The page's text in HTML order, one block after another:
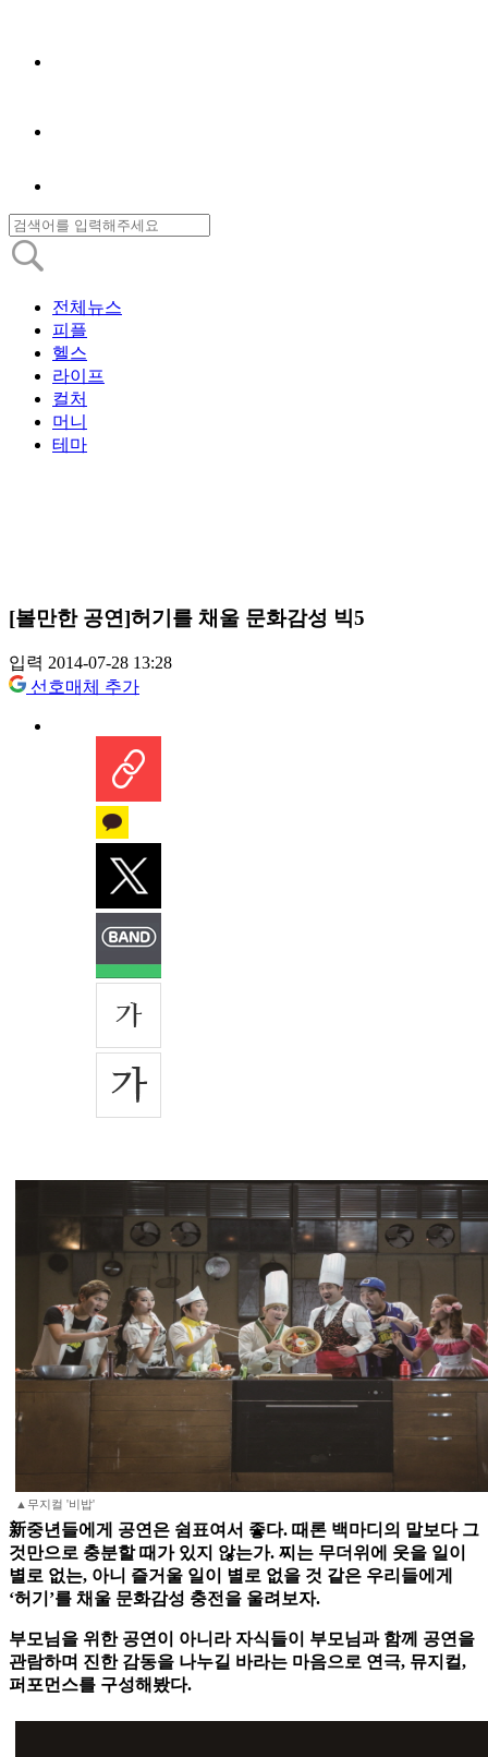
전체뉴스
피플
헬스
라이프
컬처
머니
테마
[볼만한 공연]허기를 채울 문화감성 빅5
입력 2014-07-28 13:28
선호매체 추가
▲무지컬 '비밥'
新중년들에게 공연은 쉼표여서 좋다. 때론 백마디의 말보다 그
것만으로 충분할 때가 있지 않는가. 찌는 무더위에 웃을 일이
별로 없는, 아니 즐거울 일이 별로 없을 것 같은 우리들에게
‘허기’를 채울 문화감성 충전을 울려보자.
부모님을 위한 공연이 아니라 자식들이 부모님과 함께 공연을
관람하며 진한 감동을 나누길 바라는 마음으로 연극, 뮤지컬,
퍼포먼스를 구성해봤다.